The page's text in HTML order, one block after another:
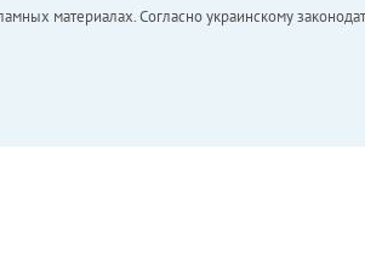
материалах. Согласно украинскому